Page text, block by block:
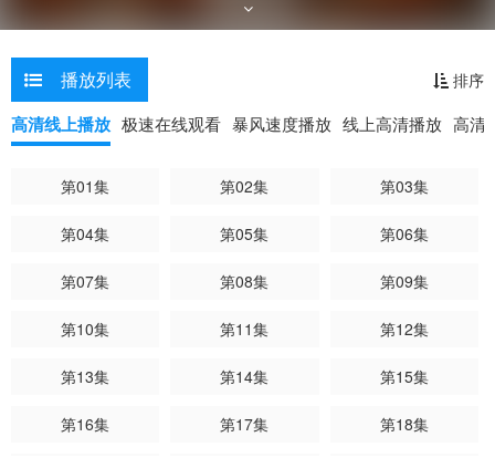
播放列表 排序
高清线上播放 极速在线观看 暴风速度播放 线上高清播放 高清
第01集 第02集 第03集
第04集 第05集 第06集
第07集 第08集 第09集
第10集 第11集 第12集
第13集 第14集 第15集
第16集 第17集 第18集